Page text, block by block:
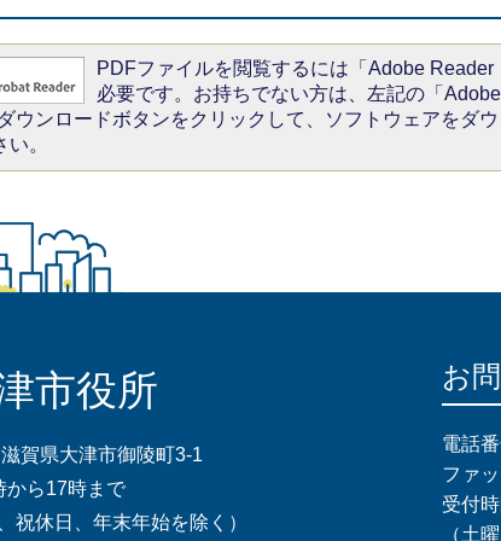
PDFファイルを閲覧するには「Adobe
必要です。お持ちでない方は、左記の「
ウンロードボタンをクリックして、ソフトウェアをダ
。
市役所
賀県大津市御陵町3-1
から17時まで
祝休日、年末年始を除く）
お
電話番
ファ
受付
（土